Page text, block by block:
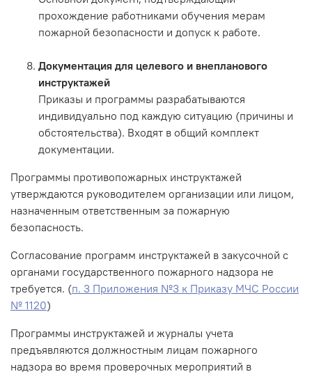
прохождение работниками обучения мерам
пожарной безопасности и допуск к работе.
Документация для целевого и внепланового
инструктажей
Приказы и программы разрабатываются
индивидуально под каждую ситуацию (причины и
обстоятельства). Входят в общий комплект
документации.
Программы противопожарных инструктажей
утверждаются руководителем организации или лицом,
назначенным ответственным за пожарную
безопасность.
Согласование программ инструктажей в закусочной с
органами государственного пожарного надзора не
требуется. (п. 3 Приложения №3 к Приказу МЧС России
№ 1120)
Программы инструктажей и журналы учета
предъявляются должностным лицам пожарного
надзора во время проверочных мероприятий в